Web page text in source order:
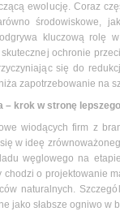
ewolucję. Coraz
środowiskowe,
kluczową rolę
ochronie
się do
zapotrzebowanie na
– krok w stronę
wiodących firm z
w ideę
węglowego na
chodzi o projektowanie
naturalnych.
jako słabsze ogniwo